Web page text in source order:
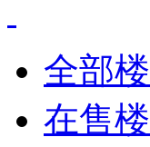
全部
在售